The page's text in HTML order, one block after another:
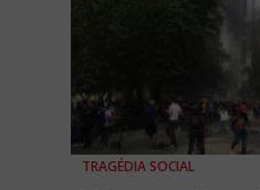
TRAGÉDIA SOCIAL